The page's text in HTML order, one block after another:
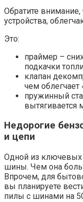
Обратите
устройства,
Это:
праймер –
подкачки
клапан
чем облегчает
пружинный
вытягивается
Недорогие
и цепи
Одной из ключевых
шины. Чем она
Впрочем, для
вы планируете
пилы с шинами на